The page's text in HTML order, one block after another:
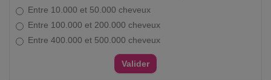
Entre 10.000 et 50.000 cheveux
Entre 100.000 et 200.000 cheveux
Entre 400.000 et 500.000 cheveux